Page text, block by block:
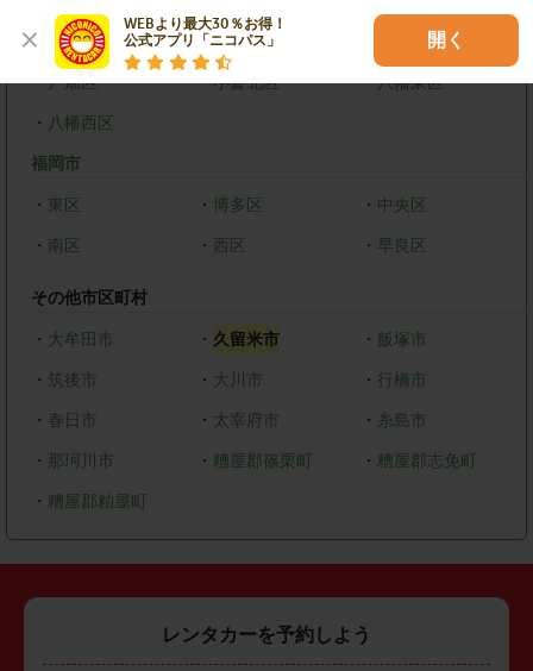
WEBより最大30％お得！
公式アプリ「ニコパス」
開く
北九州市
・戸畑区 ・小倉北区 ・八幡東区
・ 八幡西区
福岡市
・ 東区 ・ 博多区 ・ 中央区
・ 南区 ・ 西区 ・早良区
その他市区町村
・ 大牟田市 ・ 久留米市 ・ 飯塚市
・ 筑後市 ・ 大川市 ・行橋市
・ 春日市 ・ 太宰府市 ・ 糸島市
・ 那珂川市 ・ 糟屋郡篠栗町 ・ 糟屋郡志免町
・ 糟屋郡粕屋町
レンタカーを予約しよう